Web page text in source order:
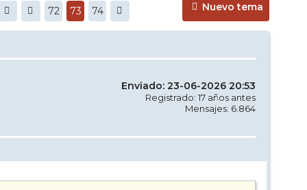
Nuevo tema
72 73 74
Enviado: 23-06-2026 20:53
Registrado: 17 años antes
Mensajes: 6.864